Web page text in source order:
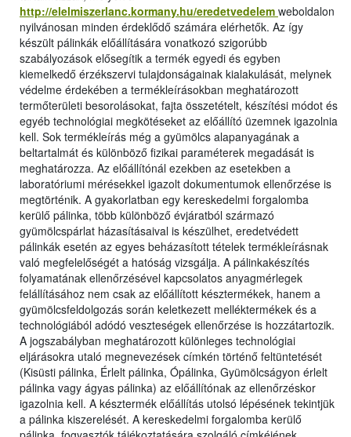
http://elelmiszerlanc.kormany.hu/eredetvedelem weboldalon
nyilvánosan minden érdeklődő számára elérhetők. Az így
készült pálinkák előállítására vonatkozó szigorúbb
szabályozások elősegítik a termék egyedi és egyben
kiemelkedő érzékszervi tulajdonságainak kialakulását, melynek
védelme érdekében a termékleírásokban meghatározott
termőterületi besorolásokat, fajta összetételt, készítési módot és
egyéb technológiai megkötéseket az előállító üzemnek igazolnia
kell. Sok termékleírás még a gyümölcs alapanyagának a
beltartalmát és különböző fizikai paraméterek megadását is
meghatározza. Az előállítónál ezekben az esetekben a
laboratóriumi mérésekkel igazolt dokumentumok ellenőrzése is
megtörténik. A gyakorlatban egy kereskedelmi forgalomba
kerülő pálinka, több különböző évjáratból származó
gyümölcspárlat házasításaival is készülhet, eredetvédett
pálinkák esetén az egyes beházasított tételek termékleírásnak
való megfelelőségét a hatóság vizsgálja. A pálinkakészítés
folyamatának ellenőrzésével kapcsolatos anyagmérlegek
felállításához nem csak az előállított késztermékek, hanem a
gyümölcsfeldolgozás során keletkezett melléktermékek és a
technológiából adódó veszteségek ellenőrzése is hozzátartozik.
A jogszabályban meghatározott különleges technológiai
eljárásokra utaló megnevezések címkén történő feltüntetését
(Kisüsti pálinka, Érlelt pálinka, Ópálinka, Gyümölcságyon érlelt
pálinka vagy ágyas pálinka) az előállítónak az ellenőrzéskor
igazolnia kell. A késztermék előállítás utolsó lépésének tekintjük
a pálinka kiszerelését. A kereskedelmi forgalomba kerülő